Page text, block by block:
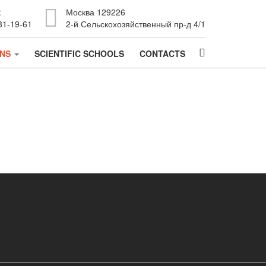
19-61
Москва 129226
2-й Сельскохозяйственный пр-д 4/1
SCIENTIFIC SCHOOLS CONTACTS